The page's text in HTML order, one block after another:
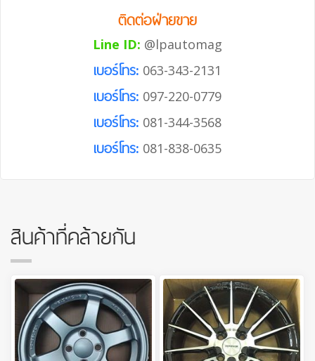
ติดต่อฝ่ายขาย
Line ID: @lpautomag
เบอร์โทร: 063-343-2131
เบอร์โทร: 097-220-0779
เบอร์โทร: 081-344-3568
เบอร์โทร: 081-838-0635
สินค้าที่คล้ายกัน